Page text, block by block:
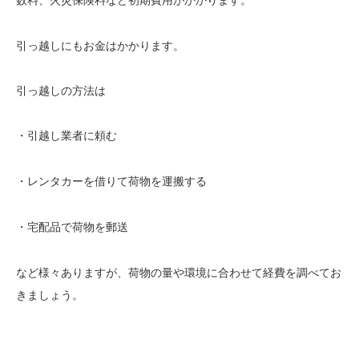
引っ越しにもお金はかかります。
引っ越しの方法は
・引越し業者に頼む
・レンタカーを借りて荷物を運搬する
・宅配品で荷物を郵送
など様々ありますが、荷物の量や環境に合わせて経費を調べてお
きましょう。